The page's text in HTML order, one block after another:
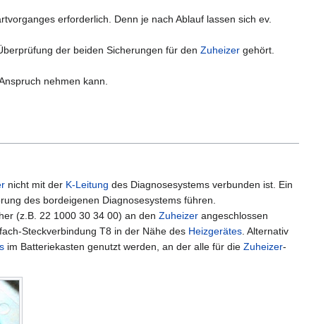
erforderlich. Denn je nach Ablauf lassen sich ev.
der beiden Sicherungen für den Zuheizer gehört.
nehmen kann.
nicht mit der K-Leitung des Diagnosesystems verbunden ist. Ein
des bordeigenen Diagnosesystems führen.
(z.B. 22 1000 30 34 00) an den Zuheizer angeschlossen
Steckverbindung T8 in der Nähe des Heizgerätes . Alternativ
im Batteriekasten genutzt werden, an der alle für die Zuheizer-